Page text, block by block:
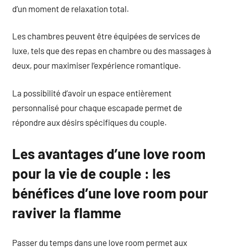
d’un moment de relaxation total.
Les chambres peuvent être équipées de services de
luxe, tels que des repas en chambre ou des massages à
deux, pour maximiser l’expérience romantique.
La possibilité d’avoir un espace entièrement
personnalisé pour chaque escapade permet de
répondre aux désirs spécifiques du couple.
Les avantages d’une love room
pour la vie de couple : les
bénéfices d’une love room pour
raviver la flamme
Passer du temps dans une love room permet aux